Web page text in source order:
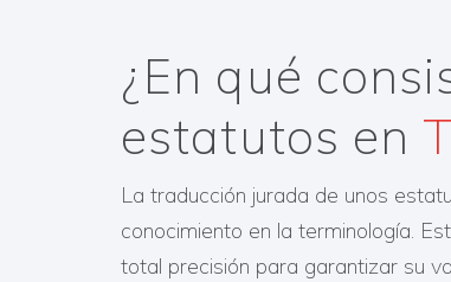
¿En qué
estatutos en
La traducción jurada de unos
conocimiento en la terminología.
total precisión para garantizar su